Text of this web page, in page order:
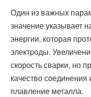
Один из важных
значение указывает
энергии, которая
электроды.
скорость сварки, но
качество
плавление металла.